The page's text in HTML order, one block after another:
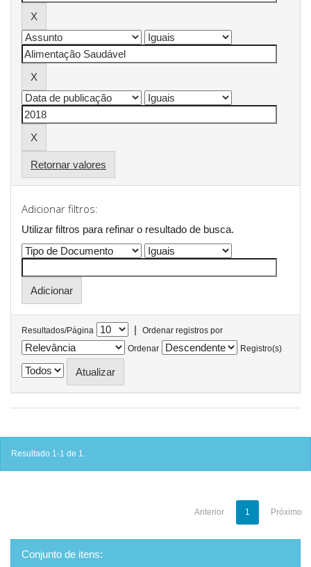
Retornar valores
Adicionar filtros:
Utilizar filtros para refinar o resultado de busca.
Resultados/Página |
Ordenar registros por
Ordenar
Registro(s)
Resultado 1-1 de 1.
Anterior 1 Próximo
Conjunto de itens: